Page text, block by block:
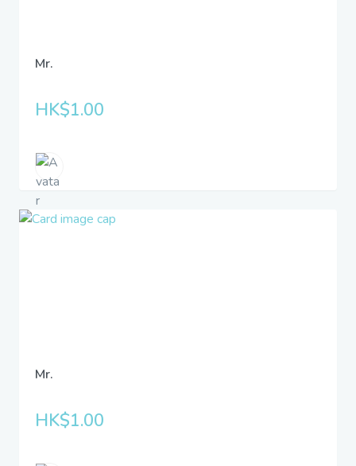
Mr.
HK$1.00
Mr.
HK$1.00